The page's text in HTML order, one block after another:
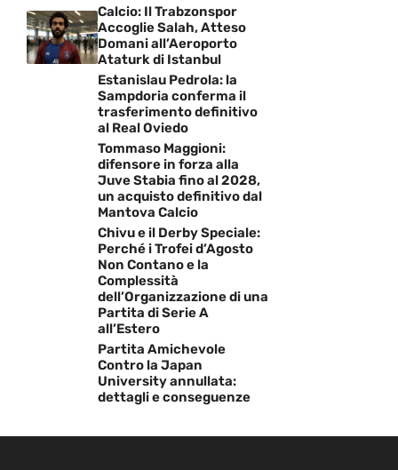
Calcio: Il Trabzonspor
Accoglie Salah, Atteso
Domani all’Aeroporto
Ataturk di Istanbul
Estanislau Pedrola: la
Sampdoria conferma il
trasferimento definitivo
al Real Oviedo
Tommaso Maggioni:
difensore in forza alla
Juve Stabia fino al 2028,
un acquisto definitivo dal
Mantova Calcio
Chivu e il Derby Speciale:
Perché i Trofei d’Agosto
Non Contano e la
Complessità
dell’Organizzazione di una
Partita di Serie A
all’Estero
Partita Amichevole
Contro la Japan
University annullata:
dettagli e conseguenze